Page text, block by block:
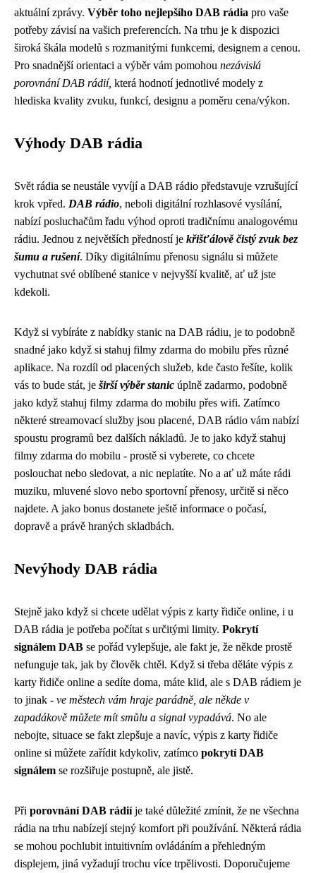
aktuální zprávy. Výběr toho nejlepšího DAB rádia pro vaše
potřeby závisí na vašich preferencích. Na trhu je k dispozici
široká škála modelů s rozmanitými funkcemi, designem a cenou.
Pro snadnější orientaci a výběr vám pomohou nezávislá
porovnání DAB rádií, která hodnotí jednotlivé modely z
hlediska kvality zvuku, funkcí, designu a poměru cena/výkon.
Výhody DAB rádia
Svět rádia se neustále vyvíjí a DAB rádio představuje vzrušující
krok vpřed. DAB rádio, neboli digitální rozhlasové vysílání,
nabízí posluchačům řadu výhod oproti tradičnímu analogovému
rádiu. Jednou z největších předností je křišťálově čistý zvuk bez
šumu a rušení. Díky digitálnímu přenosu signálu si můžete
vychutnat své oblíbené stanice v nejvyšší kvalitě, ať už jste
kdekoli.
Když si vybíráte z nabídky stanic na DAB rádiu, je to podobně
snadné jako když si stahuj filmy zdarma do mobilu přes různé
aplikace. Na rozdíl od placených služeb, kde často řešíte, kolik
vás to bude stát, je širší výběr stanic úplně zadarmo, podobně
jako když stahuj filmy zdarma do mobilu přes wifi. Zatímco
některé streamovací služby jsou placené, DAB rádio vám nabízí
spoustu programů bez dalších nákladů. Je to jako když stahuj
filmy zdarma do mobilu - prostě si vyberete, co chcete
poslouchat nebo sledovat, a nic neplatíte. No a ať už máte rádi
muziku, mluvené slovo nebo sportovní přenosy, určitě si něco
najdete. A jako bonus dostanete ještě informace o počasí,
dopravě a právě hraných skladbách.
Nevýhody DAB rádia
Stejně jako když si chcete udělat výpis z karty řidiče online, i u
DAB rádia je potřeba počítat s určitými limity. Pokrytí
signálem DAB se pořád vylepšuje, ale fakt je, že někde prostě
nefunguje tak, jak by člověk chtěl. Když si třeba děláte výpis z
karty řidiče online a sedíte doma, máte klid, ale s DAB rádiem je
to jinak - ve městech vám hraje parádně, ale někde v
zapadákově můžete mít smůlu a signal vypadává. No ale
nebojte, situace se fakt zlepšuje a navíc, výpis z karty řidiče
online si můžete zařídit kdykoliv, zatímco pokrytí DAB
signálem se rozšiřuje postupně, ale jistě.
Při porovnání DAB rádiíje také důležité zmínit, že ne všechna
rádia na trhu nabízejí stejný komfort při používání. Některá rádia
se mohou pochlubit intuitivním ovládáním a přehledným
displejem, jiná vyžadují trochu více trpělivosti. Doporučujeme